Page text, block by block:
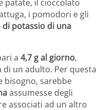
patate, il cioccolato
i pomodori e gli
potassio di una
a 4,7 g al giorno,
un adulto. Per questa
bisogno, sarebbe
assumesse degli
associati ad un altro